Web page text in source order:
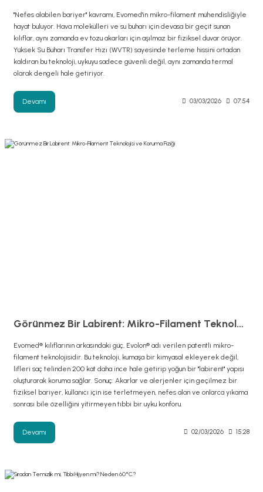
"Nefes alabilen bariyer" kavramı, Evomed'in mikro-filament mühendisliğiyle
hayat buluyor. Hava molekülleri ve su buharı için devasa bir geçit sunan
kılıflar, aynı zamanda ev tozu akarları için aşılmaz bir fiziksel duvar örüyor.
Yüksek Su Buharı Transfer Hızı (WVTR) sayesinde terleme hissini ortadan
kaldıran bu teknoloji, uykuyu sadece güvenli değil, aynı zamanda termal
olarak dengeli hale getiriyor.
Devamı 03/03/2026 07:54
Görünmez Bir Labirent: Mikro-Filament Teknolojisi ve Koruma Fiziği
Evomed® kılıflarının arkasındaki güç, Evolon® adı verilen patentli mikro-
filament teknolojisidir. Bu teknoloji, kumaşa bir kimyasal ekleyerek değil,
lifleri saç telinden 200 kat daha ince hale getirip yoğun bir "labirent" yapısı
oluşturarak koruma sağlar. Sonuç: Akarlar ve alerjenler için geçilmez bir
fiziksel bariyer, kullanıcı için ise terletmeyen, nefes alan ve onlarca yıkama
sonrası bile özelliğini yitirmeyen tıbbi bir uyku konforu.
Devamı 02/03/2026 15:28